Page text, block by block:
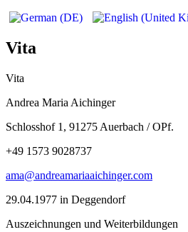
Vita
Vita
Andrea Maria Aichinger
Schlosshof 1, 91275 Auerbach / OPf.
+49 1573 9028737
ama@andreamariaaichinger.com
29.04.1977 in Deggendorf
Auszeichnungen und Weiterbildungen